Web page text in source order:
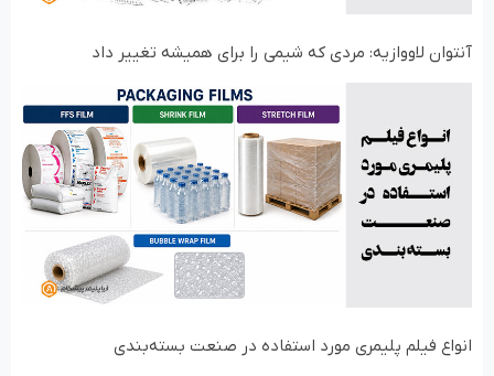
آنتوان لاووازیه: مردی که شیمی را برای همیشه تغییر داد
انواع فیلم‌ پلیمری مورد استفاده در صنعت بسته‌بندی